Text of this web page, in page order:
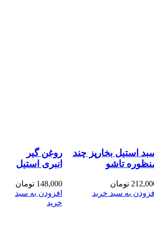
استیل بخارپز چند
تاشو
تومان
افزودن به سبد خرید
روغن گیر
انبری استیل
148,000 تومان
افزودن به سبد
خرید